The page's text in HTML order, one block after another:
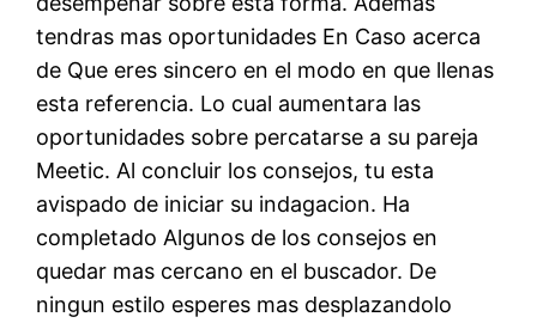
tendras mas oportunidades En Caso acerca
de Que eres sincero en el modo en que llenas
esta referencia. Lo cual aumentara las
oportunidades sobre percatarse a su pareja
Meetic. Al concluir los consejos, tu esta
avispado de iniciar su indagacion. Ha
completado Algunos de los consejos en
quedar mas cercano en el buscador. De
ningun estilo esperes mas desplazandolo